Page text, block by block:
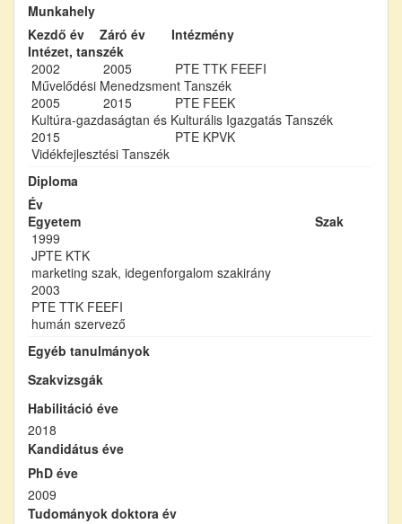
Munkahely
Kezdő év
Záró év
Intézmény
Intézet, tanszék
2002
2005
PTE TTK FEEFI
Művelődési Menedzsment Tanszék
2005
2015
PTE FEEK
Kultúra-gazdaságtan és Kulturális Igazgatás Tanszék
2015
PTE KPVK
Vidékfejlesztési Tanszék
Diploma
Év
Egyetem
Szak
1999
JPTE KTK
marketing szak, idegenforgalom szakirány
2003
PTE TTK FEEFI
humán szervező
Egyéb tanulmányok
Szakvizsgák
Habilitáció éve
2018
Kandidátus éve
PhD éve
2009
Tudományok doktora év